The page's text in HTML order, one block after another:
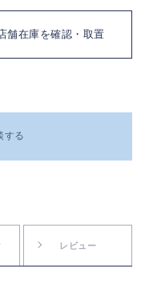
舗在庫を確認・取置
する
レビュー